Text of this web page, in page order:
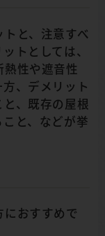
と、注意すべ
トとしては、
性や遮音性
、デメリット
、既存の屋根
と、などが挙
おすすめで